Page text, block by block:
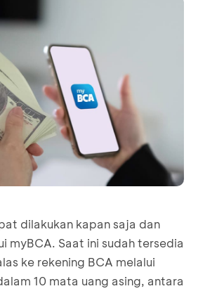
dilakukan kapan saja dan
myBCA. Saat ini sudah tersedia
ke rekening BCA melalui
10 mata uang asing, antara